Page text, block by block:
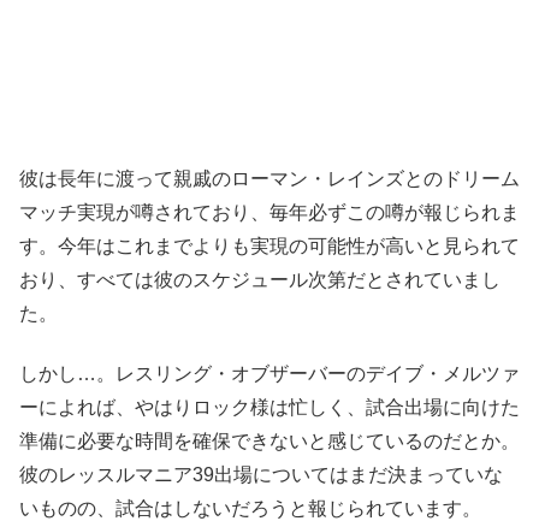
彼は長年に渡って親戚のローマン・レインズとのドリーム
マッチ実現が噂されており、毎年必ずこの噂が報じられま
す。今年はこれまでよりも実現の可能性が高いと見られて
おり、すべては彼のスケジュール次第だとされていまし
た。
しかし…。レスリング・オブザーバーのデイブ・メルツァ
ーによれば、やはりロック様は忙しく、試合出場に向けた
準備に必要な時間を確保できないと感じているのだとか。
彼のレッスルマニア39出場についてはまだ決まっていな
いものの、試合はしないだろうと報じられています。